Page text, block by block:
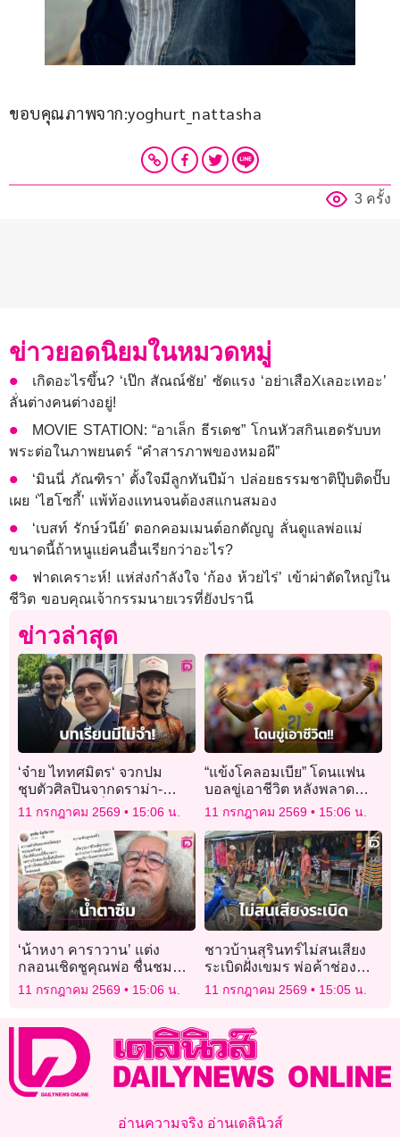
ขอบคุณภาพจาก:yoghurt_nattasha
3 ครั้ง
ข่าวยอดนิยมในหมวดหมู่
เกิดอะไรขึ้น? ‘เป๊ก สัณณ์ชัย’ ซัดแรง ‘อย่าเสือXเลอะเทอะ’
ลั่นต่างคนต่างอยู่!
MOVIE STATION: “อาเล็ก ธีรเดช” โกนหัวสกินเฮดรับบท
พระต่อในภาพยนตร์ “คำสารภาพของหมอผี”
‘มินนี่ ภัณฑิรา’ ตั้งใจมีลูกทันปีม้า ปล่อยธรรมชาติปุ๊บติดปั๊บ
เผย ‘ไฮโซกี้’ แพ้ท้องแทนจนต้องสแกนสมอง
‘เบสท์ รักษ์วนีย์’ ตอกคอมเมนต์อกตัญญู ลั่นดูแลพ่อแม่
ขนาดนี้ถ้าหนูแย่คนอื่นเรียกว่าอะไร?
ฟาดเคราะห์! แห่ส่งกำลังใจ ‘ก้อง ห้วยไร่’ เข้าผ่าตัดใหญ่ใน
ชีวิต ขอบคุณเจ้ากรรมนายเวรที่ยังปรานี
ข่าวล่าสุด
‘จ๋าย ไททศมิตร‘ จวกปม
ชุบตัวศิลปินจากดราม่า-
เคลียร์คดีรถ ลั่นคำขาดไม่
จ่ายก็ติดคุก!
11 กรกฎาคม 2569 15:06 น.
“แข้งโคลอมเบีย” โดนแฟน
บอลขู่เอาชีวิต หลังพลาด
โอกาสทองก่อนทีมตกรอบ
บอลโลก
11 กรกฎาคม 2569 15:06 น.
‘น้าหงา คาราวาน’ แต่ง
กลอนเชิดชูคุณพ่อ ชื่นชม
‘เนเน่ รอยัล’ เพียรฝึกฝนจน
เก่งผงาดเวทีโลก
11 กรกฎาคม 2569 15:06 น.
ชาวบ้านสุรินทร์ไม่สนเสียง
ระเบิดฝั่งเขมร พ่อค้าช่อง
จอมครวญ ตลาดเงียบเหงา
เซ่นข่าวชายแดน
11 กรกฎาคม 2569 15:05 น.
อ่านความจริง อ่านเดลินิวส์